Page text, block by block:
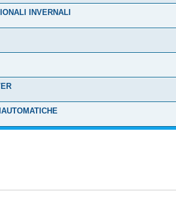
INVERNALI